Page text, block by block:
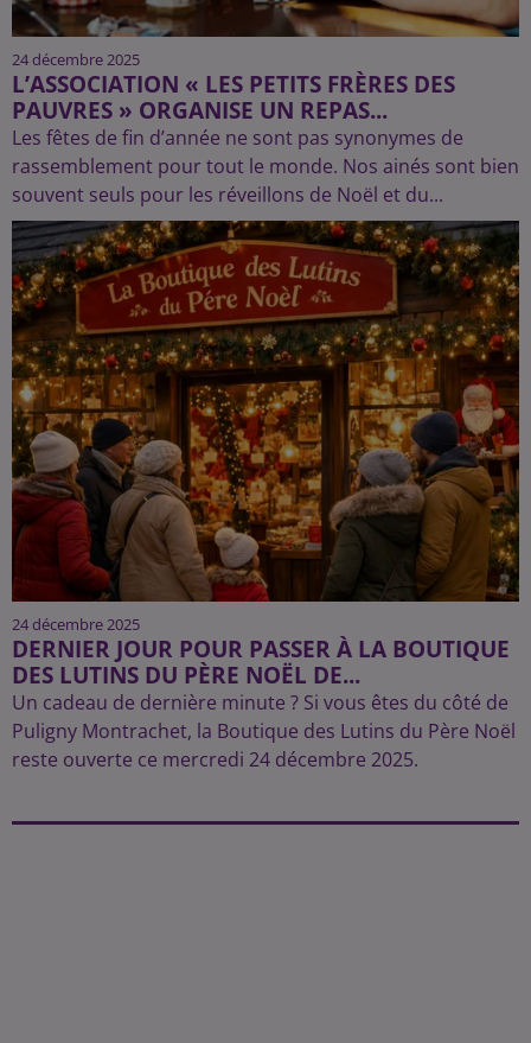
24 décembre 2025
L’ASSOCIATION « LES PETITS FRÈRES DES
PAUVRES » ORGANISE UN REPAS...
Les fêtes de fin d’année ne sont pas synonymes de
rassemblement pour tout le monde. Nos ainés sont bien
souvent seuls pour les réveillons de Noël et du...
24 décembre 2025
DERNIER JOUR POUR PASSER À LA BOUTIQUE
DES LUTINS DU PÈRE NOËL DE...
Un cadeau de dernière minute ? Si vous êtes du côté de
Puligny Montrachet, la Boutique des Lutins du Père Noël
reste ouverte ce mercredi 24 décembre 2025.